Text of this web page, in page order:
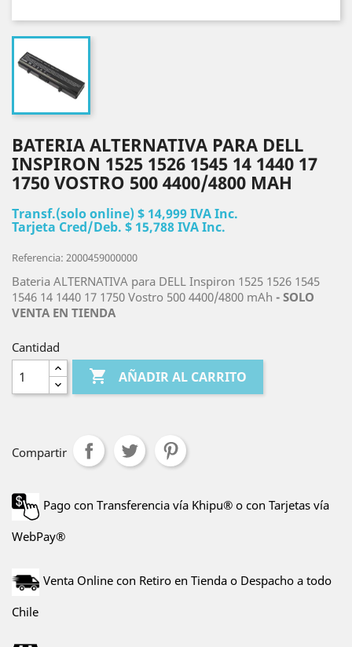
BATERIA ALTERNATIVA PARA DELL
INSPIRON 1525 1526 1545 14 1440 17
1750 VOSTRO 500 4400/4800 MAH
Transf.(solo online) $ 14,999 IVA Inc.
Tarjeta Cred/Deb. $ 15,788 IVA Inc.
Referencia: 2000459000000
Bateria ALTERNATIVA para DELL Inspiron 1525 1526 1545
1546 14 1440 17 1750 Vostro 500 4400/4800 mAh - SOLO
VENTA EN TIENDA
Cantidad
 AÑADIR AL CARRITO
Compartir
Pago con Transferencia vía Khipu® o con Tarjetas vía
WebPay®
Venta Online con Retiro en Tienda o Despacho a todo
Chile